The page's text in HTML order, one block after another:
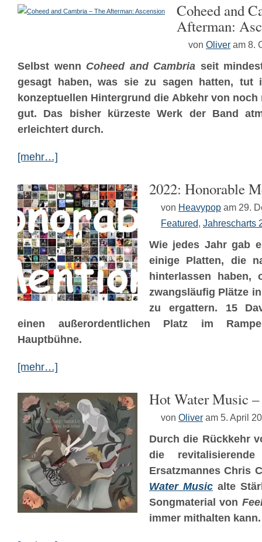
Coheed and
Afterman:
von Oliver am 8.
Selbst wenn Coheed and Cambria seit
gesagt haben, was sie zu sagen hatten, tut
konzeptuellen Hintergrund die Abkehr von
gut. Das bisher kürzeste Werk der Band
erleichtert durch.
[mehr…]
2022: Honorable
von Heavypop am 29.
Featured, Jahrescharts
Wie jedes Jahr gab
einige Platten, die
hinterlassen haben,
zwangsläufig Plätze
zu ergattern. 15
einen außerordentlichen Platz im
Hauptbühne.
[mehr…]
Hot Water Music
von Oliver am 5. April
Durch die Rückkehr
die
Ersatzmannes Chris
Water Music alte
Songmaterial von
immer mithalten kann.